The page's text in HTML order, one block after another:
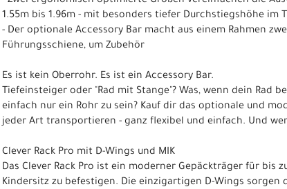
1.55m bis 1.96m - mit besonders tiefer Durchstiegshöhe im
- Der optionale Accessory Bar macht aus einem Rahmen
Führungsschiene, um Zubehör
Es ist kein Oberrohr. Es ist ein Accessory Bar.
Tiefeinsteiger oder "Rad mit Stange"? Was, wenn dein Rad
einfach nur ein Rohr zu sein? Kauf dir das optionale und
jeder Art transportieren - ganz flexibel und einfach. Und
Clever Rack Pro mit D-Wings und MIK
Das Clever Rack Pro ist ein moderner Gepäckträger für bis
Kindersitz zu befestigen. Die einzigartigen D-Wings sorgen